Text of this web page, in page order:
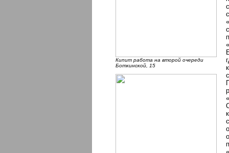
Кипит работа на второй очереди
Боткинской, 15